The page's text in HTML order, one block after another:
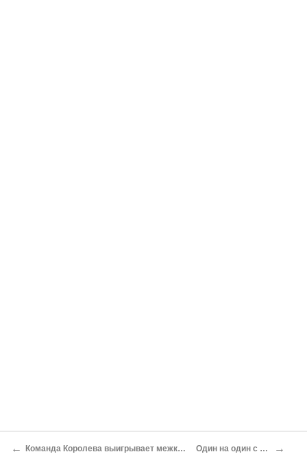
← Команда Королева выигрывает межконтинентальную гонку Один на один с ракетой Р-1 →